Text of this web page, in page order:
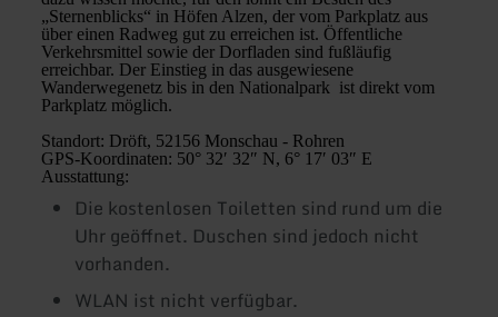
„Sternenblicks“ in Höfen Alzen, der vom Parkplatz aus
über einen Radweg gut zu erreichen ist. Öffentliche
Verkehrsmittel sowie der Dorfladen sind fußläufig
erreichbar. Der Einstieg in das ausgewiesene
Wanderwegenetz bis in den Nationalpark ist direkt vom
Parkplatz möglich.
Standort: Dröft, 52156 Monschau - Rohren
GPS-Koordinaten: 50° 32′ 32″ N, 6° 17′ 03″ E
Ausstattung:
Die kostenlosen Toiletten sind rund um die
Uhr geöffnet. Duschen sind jedoch nicht
vorhanden.
WLAN ist nicht verfügbar.